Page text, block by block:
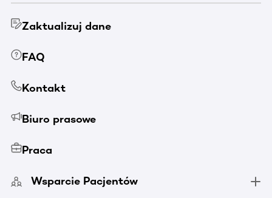
Zaktualizuj dane
FAQ
Kontakt
Biuro prasowe
Praca
Wsparcie Pacjentów